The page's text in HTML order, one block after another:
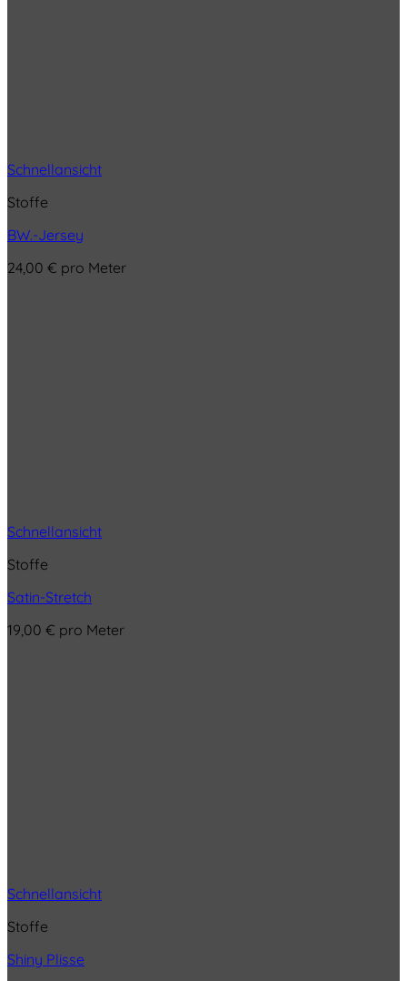
Schnellansicht
Stoffe
BW.-Jersey
24,00 € pro Meter
Schnellansicht
Stoffe
Satin-Stretch
19,00 € pro Meter
Schnellansicht
Stoffe
Shiny Plisse